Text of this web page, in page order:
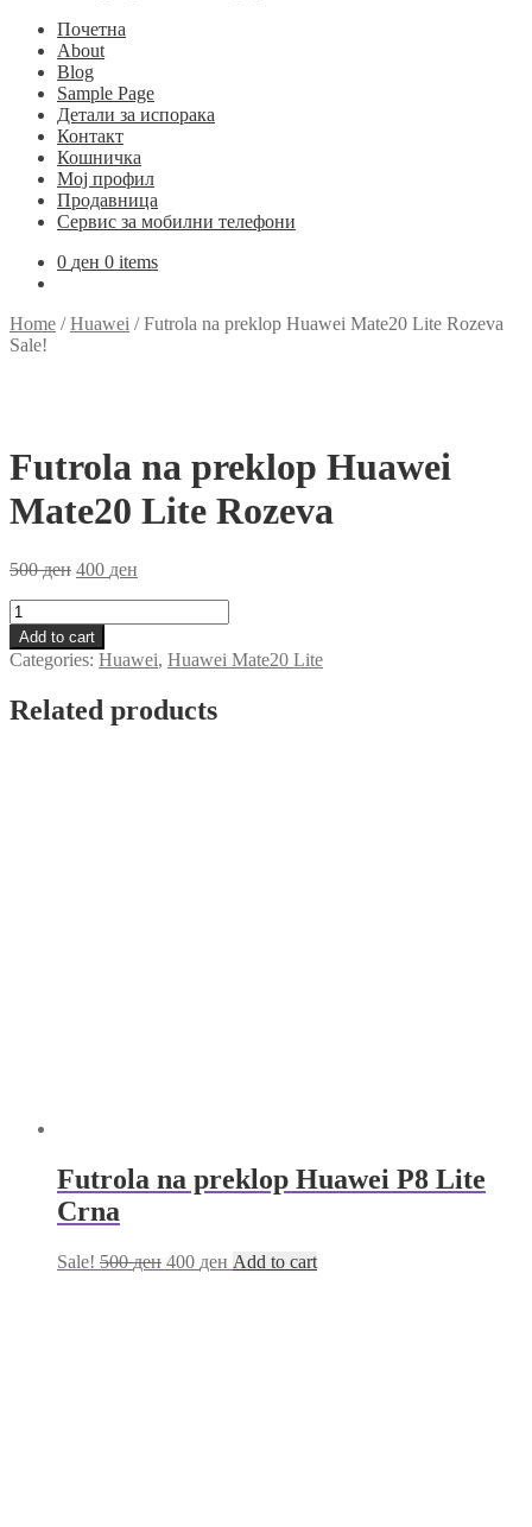
Почетна
About
Blog
Sample Page
Детали за испорака
Контакт
Кошничка
Мој профил
Продавница
Сервис за мобилни телефони
0 ден 0 items
Home /Huawei /Futrola na preklop Huawei Mate20 Lite Rozeva
Sale!
Futrola na preklop Huawei
Mate20 Lite Rozeva
500ден 400 ден
Futrola
na
preklop
Huawei
Lite
Add to cart
Categories: Huawei, Huawei Mate20 Lite
Related products
Futrola na preklop Huawei P8 Lite
Crna
Sale! 500ден 400 ден Add to cart